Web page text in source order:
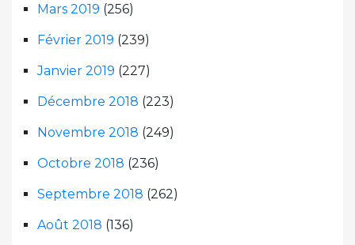
Mars 2019 (256)
Février 2019 (239)
Janvier 2019 (227)
Décembre 2018 (223)
Novembre 2018 (249)
Octobre 2018 (236)
Septembre 2018 (262)
Août 2018 (136)